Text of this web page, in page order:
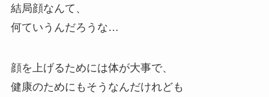
結局顔なんて、
何ていうんだろうな…
顔を上げるためには体が大事で、
健康のためにもそうなんだけれども